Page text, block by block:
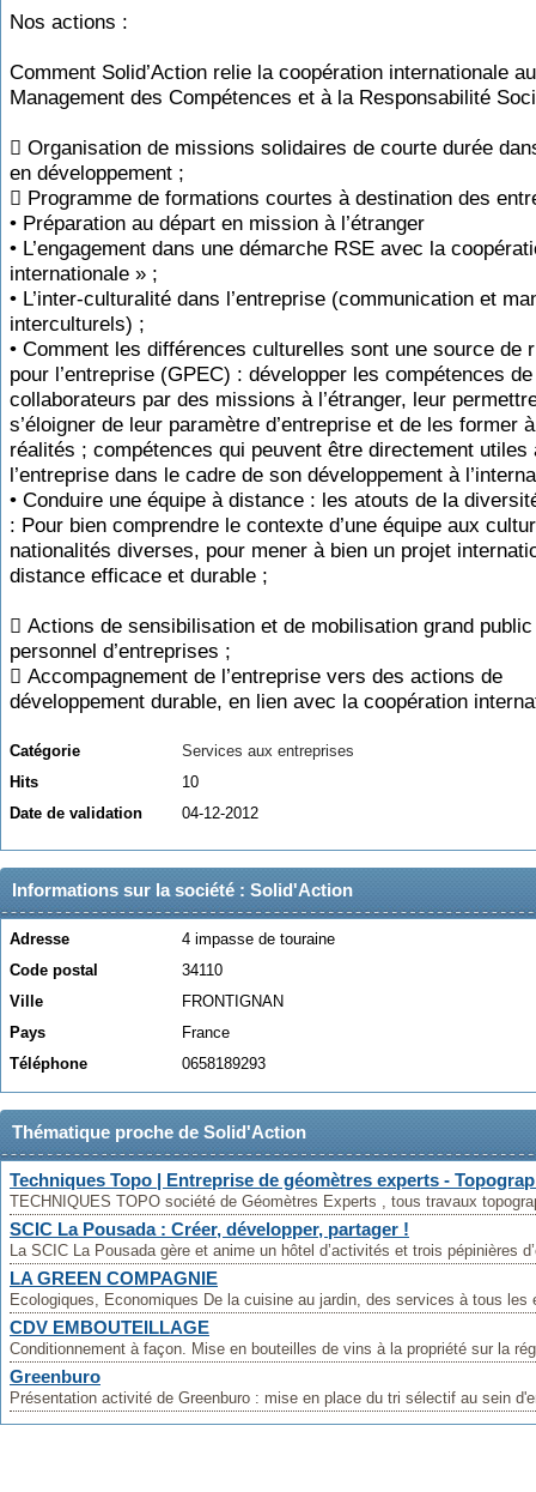
Nos actions :
Comment Solid’Action relie la coopération internationale au
Management des Compétences et à la Responsabilité
 Organisation de missions solidaires de courte durée
en développement ;
 Programme de formations courtes à destination des
• Préparation au départ en mission à l’étranger
• L’engagement dans une démarche RSE avec la
internationale » ;
• L’inter-culturalité dans l’entreprise (communication et
interculturels) ;
• Comment les différences culturelles sont une source de
pour l’entreprise (GPEC) : développer les compétences
collaborateurs par des missions à l’étranger, leur
s’éloigner de leur paramètre d’entreprise et de les former
réalités ; compétences qui peuvent être directement utiles
l’entreprise dans le cadre de son développement à
• Conduire une équipe à distance : les atouts de la
: Pour bien comprendre le contexte d’une équipe aux
nationalités diverses, pour mener à bien un projet
distance efficace et durable ;
 Actions de sensibilisation et de mobilisation grand
personnel d’entreprises ;
 Accompagnement de l’entreprise vers des actions de
développement durable, en lien avec la coopération
Catégorie
Services aux entreprises
Hits
10
Date de validation
04-12-2012
Informations sur la société : Solid'Action
Adresse
4 impasse de touraine
Code postal
34110
Ville
FRONTIGNAN
Pays
France
Téléphone
0658189293
Thématique proche de Solid'Action
Techniques Topo | Entreprise de géomètres experts -
TECHNIQUES TOPO société de Géomètres Experts , tous travaux
SCIC La Pousada : Créer, développer, partager !
La SCIC La Pousada gère et anime un hôtel d’activités et trois pépinières
LA GREEN COMPAGNIE
Ecologiques, Economiques De la cuisine au jardin, des services à tous les
CDV EMBOUTEILLAGE
Conditionnement à façon. Mise en bouteilles de vins à la propriété sur la
Greenburo
Présentation activité de Greenburo : mise en place du tri sélectif au sein